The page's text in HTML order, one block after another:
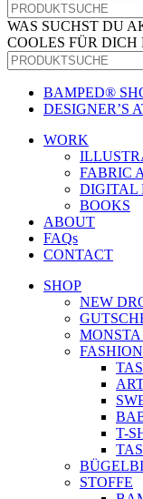
WAS SUCHST DU
COOLES FÜR DICH
BAMPED®
DESIGNER’S
WORK
FABRIC
DIGITAL
BOOKS
ABOUT
FAQs
CONTACT
SHOP
NEW
T-
STOFFE